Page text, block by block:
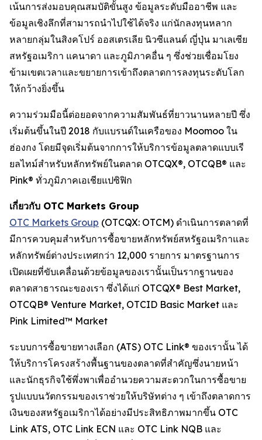
เน้นการส่งมอบคุณสมบัติขั้นสูง ข้อมูลระดับมืออาชีพ และ
ข้อมูลเชิงลึกที่สามารถนำไปใช้ได้จริง แก่นักลงทุนหลาก
หลายกลุ่มในสิงคโปร์ ออสเตรเลีย นิวซีแลนด์ ญี่ปุ่น มาเลเซีย
สหรัฐอเมริกา แคนาดา และภูมิภาคอื่น ๆ ซึ่งช่วยเชื่อมโยง
ข้ามเขตเวลาและขยายการเข้าถึงตลาดการลงทุนระดับโลก
ให้กว้างยิ่งขึ้น
ความร่วมมือนี้ต่อยอดจากความสัมพันธ์ที่ยาวนานหลายปี ซึ่ง
เริ่มต้นขึ้นในปี 2018 กับแบรนด์ในเครือของ Moomoo ใน
ฮ่องกง โดยมีจุดเริ่มต้นจากการให้บริการข้อมูลตลาดแบบเรี
ยลไทม์สำหรับหลักทรัพย์ในตลาด OTCQX®, OTCQB® และ
Pink® ทั่วภูมิภาคเอเชียแปซิฟิก
เกี่ยวกับ OTC Markets Group
OTC Markets Group (OTCQX: OTCM) ดำเนินการตลาดที่
มีการควบคุมสำหรับการซื้อขายหลักทรัพย์สหรัฐอเมริกาและ
หลักทรัพย์ต่างประเทศกว่า 12,000 รายการ มาตรฐานการ
เปิดเผยที่ขับเคลื่อนด้วยข้อมูลของเรานั้นเป็นรากฐานของ
ตลาดสาธารณะของเรา ซึ่งได้แก่ OTCQX® Best Market,
OTCQB® Venture Market, OTCID Basic Market และ
Pink Limited™ Market
ระบบการซื้อขายทางเลือก (ATS) OTC Link® ของเรานั้น ได้
ให้บริการโครงสร้างพื้นฐานของตลาดที่สำคัญซึ่งนายหน้า
และนักธุรกิจใช้พึ่งพาเพื่ออำนวยความสะดวกในการซื้อขาย
รูปแบบนวัตกรรมของเราช่วยให้บริษัทต่าง ๆ เข้าถึงตลาดการ
เงินของสหรัฐอเมริกาได้อย่างมีประสิทธิภาพมากขึ้น OTC
Link ATS, OTC Link ECN และ OTC Link NQB และ